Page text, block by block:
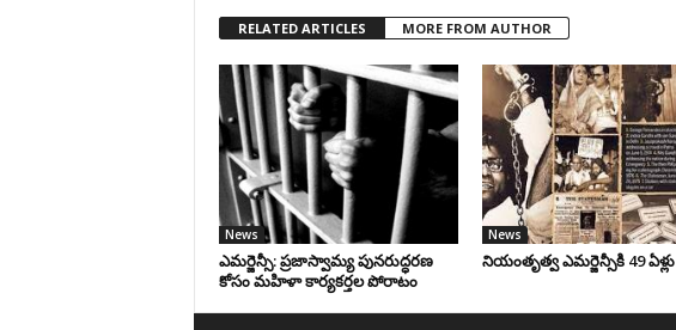
RELATED ARTICLES MORE FROM AUTHOR
News
ఎమర్జెన్సీ: ప్రజాస్వామ్య పునరుద్ధరణ
కోసం మహిళా కార్యకర్తల పోరాటం
News
నియంతృత్వ ఎమర్జెన్సీకి 49 ఏళ్లు